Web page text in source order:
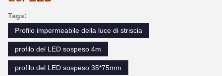
Tags:
Profilo impermeabile della luce di striscia
profilo del LED sospeso 4m
profilo del LED sospeso 35*75mm